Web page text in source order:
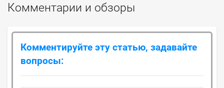
Комментарии и обзоры
Комментируйте эту статью, задавайте
вопросы: